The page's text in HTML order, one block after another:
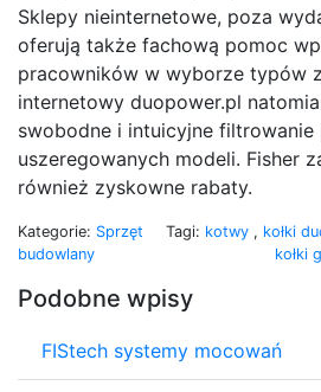
Sklepy nieinternetowe, poza
oferują także fachową pomoc
pracowników w wyborze typów
internetowy duopower.pl
swobodne i intuicyjne
uszeregowanych modeli. Fisher
również zyskowne rabaty.
Kategorie: Sprzęt
budowlany
Tagi: kotwy , kołki
kołki
Podobne wpisy
FIStech systemy mocowań